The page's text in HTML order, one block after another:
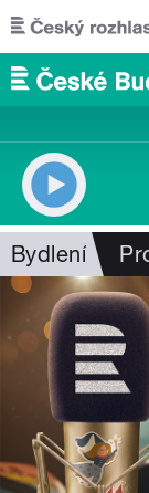
Přejít k hlavnímu
Bydlení